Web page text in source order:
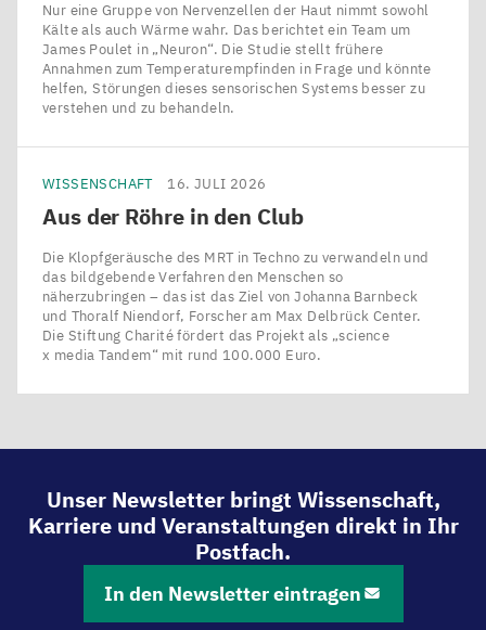
Nur eine Gruppe von Nervenzellen der Haut nimmt sowohl
Kälte als auch Wärme wahr. Das berichtet ein Team um
James Poulet in ​„Neuron“. Die Studie stellt frühere
Annahmen zum Temperaturempfinden in Frage und könnte
helfen, Störungen dieses sensorischen Systems besser zu
verstehen und zu behandeln.
WISSENSCHAFT 16. JULI 2026
Aus der Röhre in den Club
Die Klopfgeräusche des MRT in Techno zu verwandeln und
das bildgebende Verfahren den Menschen so
näherzubringen – das ist das Ziel von Johanna Barnbeck
und Thoralf Niendorf, Forscher am Max Delbrück Center.
Die Stiftung Charité fördert das Projekt als ​„science
x media Tandem“ mit rund 100.000 Euro.
Unser Newsletter bringt Wissenschaft,
Karriere und Veranstaltungen direkt in Ihr
Postfach.
In den Newsletter eintragen